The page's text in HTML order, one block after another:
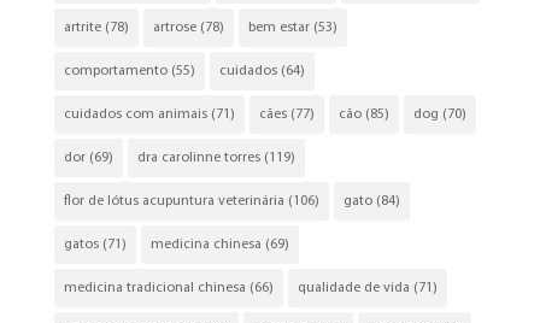
artrite(78) artrose(78) bem estar(53)
comportamento(55) cuidados(64)
cuidados com animais(71) cães(77) cão(85) dog (70)
dor(69) dra carolinne torres(119)
flor de lótus acupuntura veterinária (106) gato(84)
gatos(71) medicina chinesa (69)
medicina tradicional chinesa (66) qualidade de vida (71)